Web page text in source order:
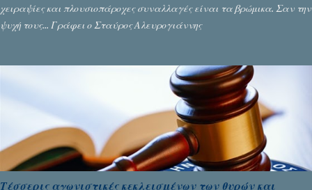
χειραψίες και πλουσιοπάροχες συναλλαγές είναι τα βρώμικα. Σαν την
ψυχή τους... Γράφει ο Σταύρος Αλευρογιάννης
Τέσσερις αγωνιστικές κεκλεισμένων των θυρών και